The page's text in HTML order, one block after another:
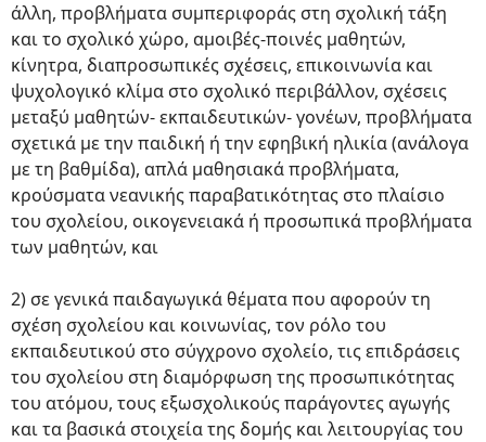
άλλη, προβλήματα συμπεριφοράς στη σχολική τάξη
και το σχολικό χώρο, αμοιβές-ποινές μαθητών,
κίνητρα, διαπροσωπικές σχέσεις, επικοινωνία και
ψυχολογικό κλίμα στο σχολικό περιβάλλον, σχέσεις
μεταξύ μαθητών- εκπαιδευτικών- γονέων, προβλήματα
σχετικά με την παιδική ή την εφηβική ηλικία (ανάλογα
με τη βαθμίδα), απλά μαθησιακά προβλήματα,
κρούσματα νεανικής παραβατικότητας στο πλαίσιο
του σχολείου, οικογενειακά ή προσωπικά προβλήματα
των μαθητών, και
2) σε γενικά παιδαγωγικά θέματα που αφορούν τη
σχέση σχολείου και κοινωνίας, τον ρόλο του
εκπαιδευτικού στο σύγχρονο σχολείο, τις επιδράσεις
του σχολείου στη διαμόρφωση της προσωπικότητας
του ατόμου, τους εξωσχολικούς παράγοντες αγωγής
και τα βασικά στοιχεία της δομής και λειτουργίας του